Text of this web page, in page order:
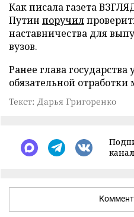
Как писала газета
Путин поручил
наставничества для
вузов.
Ранее глава государства
обязательной
Текст: Дарья Григоренко